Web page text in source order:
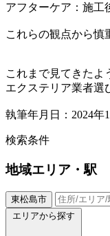
アフターケア：施工
これらの観点から慎
これまで見てきたよ
エクステリア業者選
執筆年月日：2024年
検索条件
地域エリア・駅
東松島市
エリアから探す